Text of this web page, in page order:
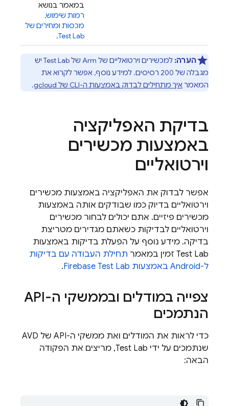
במאמר בנושא
רמות שימוש,
מכסות ומחירים של
Test Lab
.
הערה: למכשירים וירטואליים של Arm של Test Lab יש
מגבלה של 200 רסיסים. למידע נוסף, אפשר לקרוא את
המאמראיך מתחילים לבדוק באמצעות ה-CLI של gcloud .
בדיקת האפליקציה
באמצעות מכשירים
וירטואליים
אפשר לבדוק את האפליקציה באמצעות מכשירים
וירטואליים בדיוק כמו שבודקים אותה באמצעות
מכשירים פיזיים. אתם יכולים לבחור מכשירים
וירטואליים לבדיקות כשאתם מגדירים מטריצת
בדיקה. מידע נוסף על הפעלת בדיקות באמצעות
Test Lab זמין במאמר תחילת העבודה עם בדיקות
ל-Android באמצעות
Firebase Test Lab
.
צפייה במודלים ובממשקי ה-API
הנתמכים
כדי לראות את המודלים ואת ממשקי ה-API של AVD
שנתמכים על ידי Test Lab, מריצים את הפקודה
הבאה: